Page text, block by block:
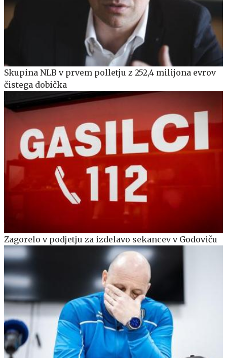
Skupina NLB v prvem polletju z 252,4 milijona evrov
čistega dobička
Zagorelo v podjetju za izdelavo sekancev v Godoviču